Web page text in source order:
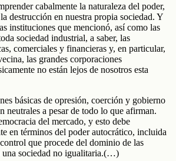
cabalmente la naturaleza del poder,
destrucción en nuestra propia sociedad. Y
instituciones que mencionó, así como las
sociedad industrial, a saber, las
comerciales y financieras y, en particular,
las grandes corporaciones
no están lejos de nosotros esta
básicas de opresión, coerción y gobierno
neutrales a pesar de todo lo que afirman.
del mercado, y esto debe
en términos del poder autocrático, incluida
que procede del dominio de las
una sociedad no igualitaria.(…)